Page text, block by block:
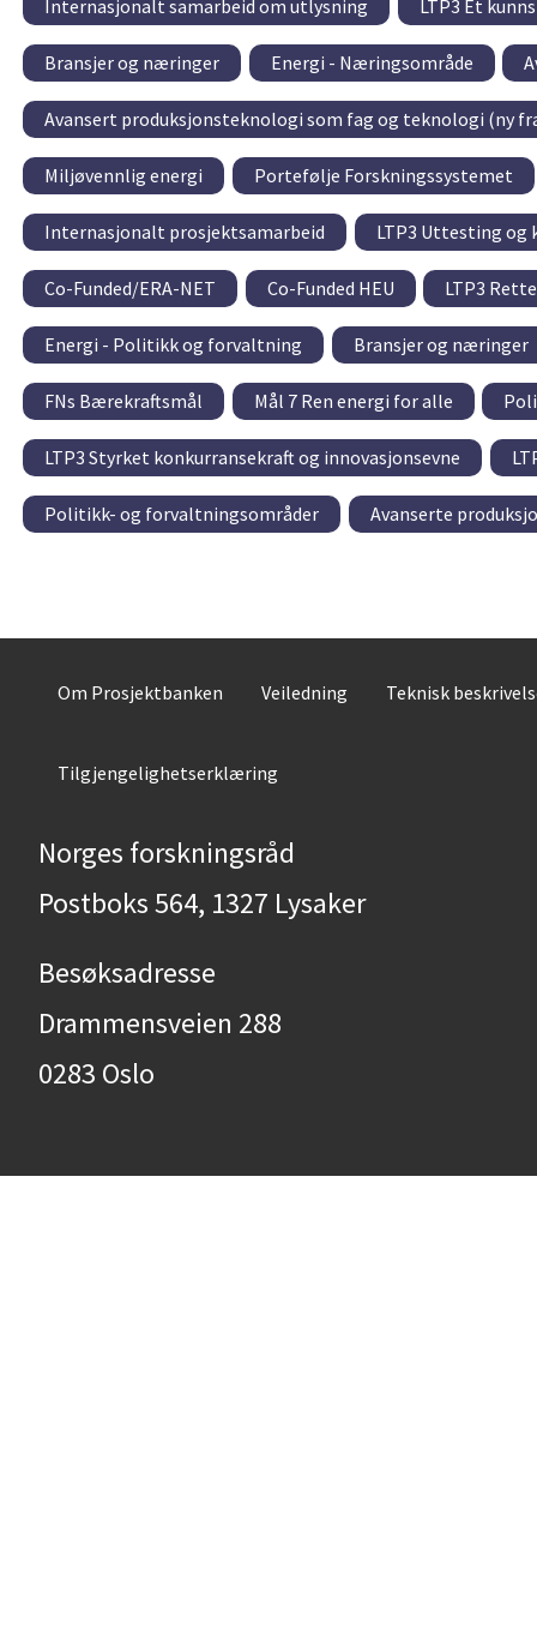
Internasjonalt samarbeid om utlysning LTP3 Et
Bransjer og næringer Energi - Næringsområde
Avansert produksjonsteknologi som fag og teknologi (ny
Miljøvennlig energi Portefølje Forskningssystemet
Internasjonalt prosjektsamarbeid LTP3 Uttesting og
Co-Funded/ERA-NET Co-Funded HEU LTP3
Energi - Politikk og forvaltning Bransjer og næringer
FNs Bærekraftsmål Mål 7 Ren energi for alle
LTP3 Styrket konkurransekraft og innovasjonsevne
Politikk- og forvaltningsområder Avanserte
Om Prosjektbanken Veiledning Teknisk
Tilgjengelighetserklæring
Norges forskningsråd
Postboks 564, 1327 Lysaker
Besøksadresse
Drammensveien 288
0283 Oslo